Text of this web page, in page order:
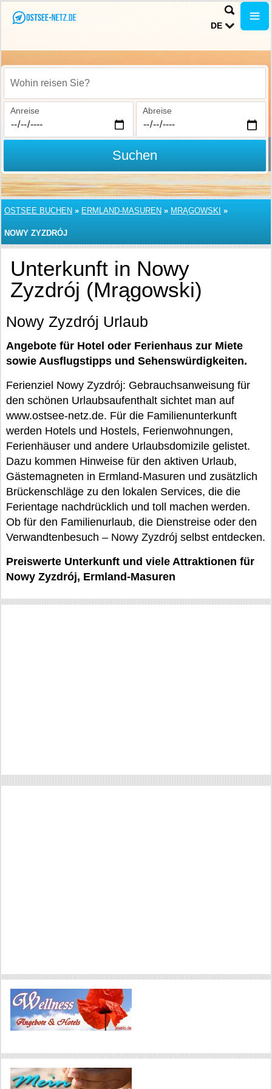
DE
Wohin reisen Sie?
Anreise Abreise
Suchen
OSTSEE BUCHEN » ERMLAND-MASUREN » MRĄGOWSKI »
NOWY ZYZDRÓJ
Unterkunft in Nowy
Zyzdrój (Mrągowski)
Nowy Zyzdrój Urlaub
Angebote für Hotel oder Ferienhaus zur Miete
sowie Ausflugstipps und Sehenswürdigkeiten.
Ferienziel Nowy Zyzdrój: Gebrauchsanweisung für
den schönen Urlaubsaufenthalt sichtet man auf
www.ostsee-netz.de. Für die Familienunterkunft
werden Hotels und Hostels, Ferienwohnungen,
Ferienhäuser und andere Urlaubsdomizile gelistet.
Dazu kommen Hinweise für den aktiven Urlaub,
Gästemagneten in Ermland-Masuren und zusätzlich
Brückenschläge zu den lokalen Services, die die
Ferientage nachdrücklich und toll machen werden.
Ob für den Familienurlaub, die Dienstreise oder den
Verwandtenbesuch – Nowy Zyzdrój selbst entdecken.
Preiswerte Unterkunft und viele Attraktionen für
Nowy Zyzdrój, Ermland-Masuren